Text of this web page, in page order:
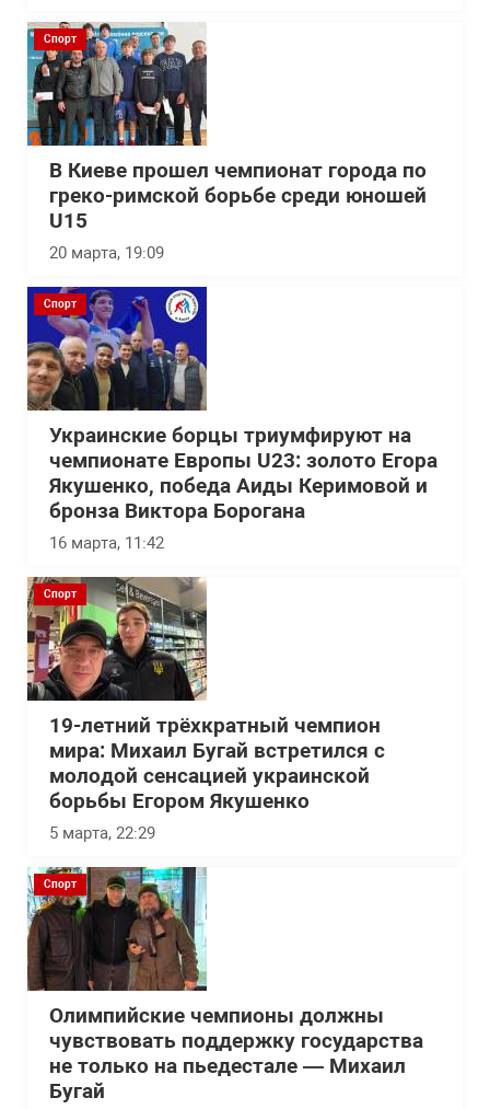
Спорт
В Киеве прошел чемпионат города по
греко-римской борьбе среди юношей
U15
20 марта, 19:09
Спорт
Украинские борцы триумфируют на
чемпионате Европы U23: золото Егора
Якушенко, победа Аиды Керимовой и
бронза Виктора Борогана
16 марта, 11:42
Спорт
19-летний трёхкратный чемпион
мира: Михаил Бугай встретился с
молодой сенсацией украинской
борьбы Егором Якушенко
5 марта, 22:29
Спорт
Олимпийские чемпионы должны
чувствовать поддержку государства
не только на пьедестале — Михаил
Бугай